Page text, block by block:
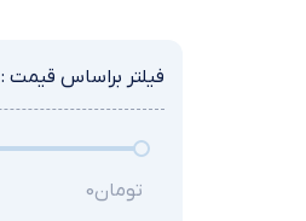
فیلتر براساس قیمت :
تومان0